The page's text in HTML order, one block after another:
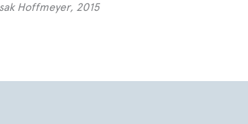
Hoffmeyer, 2015